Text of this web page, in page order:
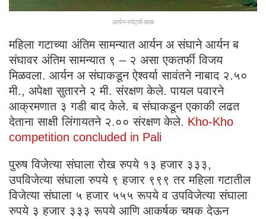
आर्यन-स्पोर्ट्स-क्लब
महिला गटाच्या अंतिम सामन्यात आर्यन अ संघाने आर्यन ब
संघावर अंतिम सामन्यात ९ – २ असा एकतर्फी विजय
मिळवला. आर्यन अ संघाकडून ऐश्वर्या सावंतने नाबाद २.५०
मी., अपेक्षा सुतारने २ मी. संरक्षण केले. पायल पवारने
आक्रमणात ३ गडी बाद केले. ब संघाकडून एकाकी लढत
देताना साक्षी लिंगायतने २.०० संरक्षण केले. Kho-Kho
competition concluded in Pali
पुरुष विजेत्या संघाला रोख रुपये १३ हजार ३३३,
उपविजेत्या संघाला रुपये ९ हजार ९९९ तर महिला गटातील
विजेत्या संघाला ५ हजार ५५५ रूपये व उपविजेत्या संघाला
रुपये ३ हजार ३३३ रूपये आणि आकर्षक चषक देऊन